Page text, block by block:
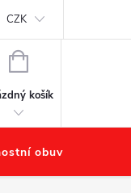
CZK
NÁKUPNÍ
košík
obuv